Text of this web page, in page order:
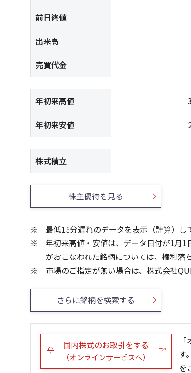
前日終値
出来高
売買代金
年初来高値
年初来安値
株式積立
株主優待を見る
最低15分遅れのデータを表示（計算）し
年初来高値・安値は、データ日付が1月
がおこなわれた銘柄については、権利落
市場のご指定が無い場合は、株式会社
さらに銘柄を検索する
国内株式のお取引をする
（オンラインサービスへ）
す
を